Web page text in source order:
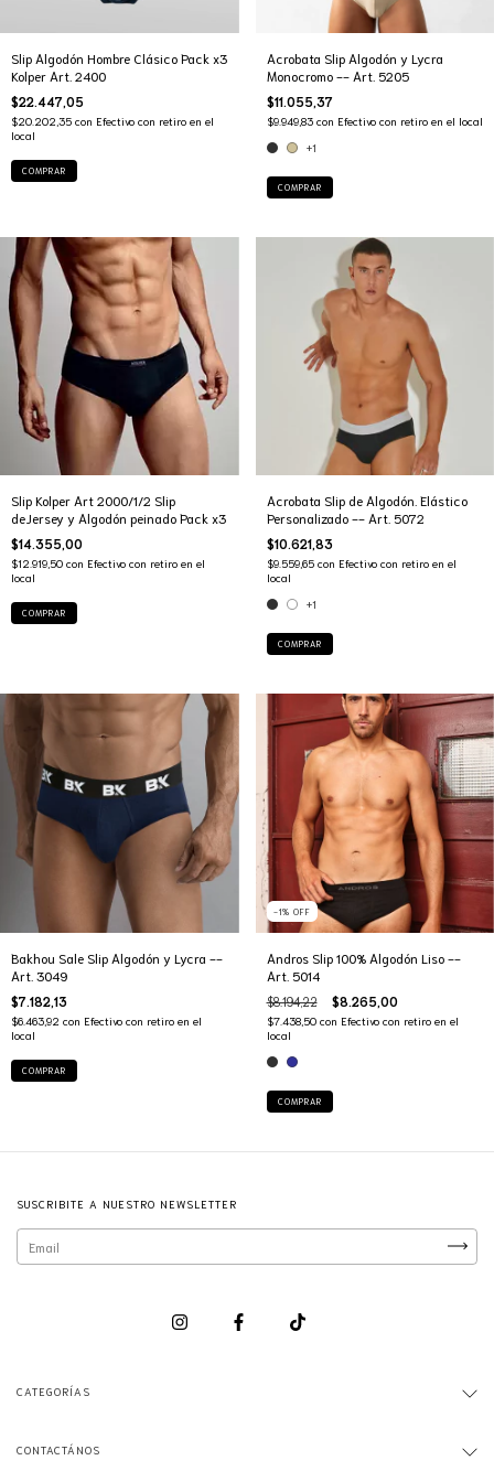
Slip Algodón Hombre Clásico Pack x3
Kolper Art. 2400
$22.447,05
$20.202,35 con Efectivo con retiro en el
local
COMPRAR
Acrobata Slip Algodón y Lycra
Monocromo -- Art. 5205
$11.055,37
$9.949,83 con Efectivo con retiro en el local
+1
COMPRAR
Slip Kolper Art 2000/1/2 Slip
deJersey y Algodón peinado Pack x3
$14.355,00
$12.919,50 con Efectivo con retiro en el
local
COMPRAR
Acrobata Slip de Algodón. Elástico
Personalizado -- Art. 5072
$10.621,83
$9.559,65 con Efectivo con retiro en el
local
+1
COMPRAR
Bakhou Sale Slip Algodón y Lycra --
Art. 3049
$7.182,13
$6.463,92 con Efectivo con retiro en el
local
COMPRAR
-1% OFF
Andros Slip 100% Algodón Liso --
Art. 5014
$8.194,22 $8.265,00
$7.438,50 con Efectivo con retiro en el
local
COMPRAR
SUSCRIBITE A NUESTRO NEWSLETTER
CATEGORÍAS
CONTACTÁNOS